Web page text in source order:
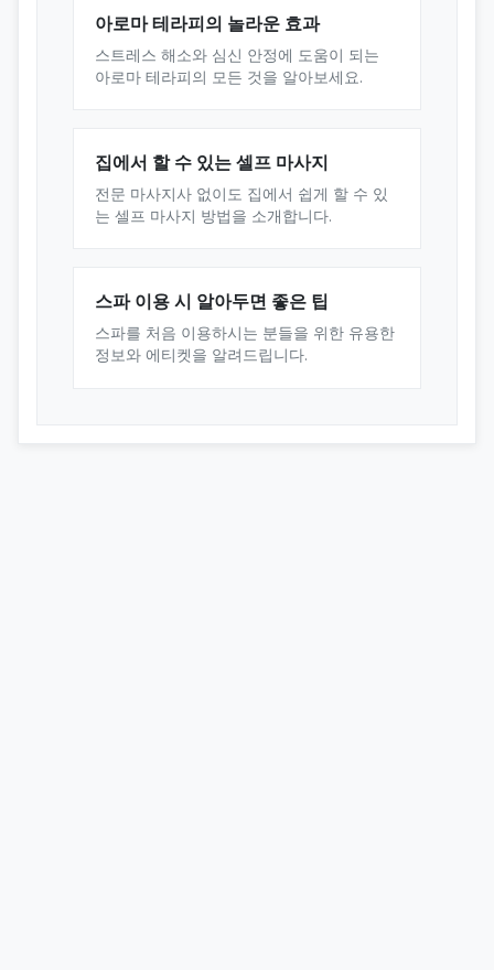
아로마 테라피의 놀라운 효과
스트레스 해소와 심신 안정에 도움이 되는
아로마 테라피의 모든 것을 알아보세요.
집에서 할 수 있는 셀프 마사지
전문 마사지사 없이도 집에서 쉽게 할 수 있
는 셀프 마사지 방법을 소개합니다.
스파 이용 시 알아두면 좋은 팁
스파를 처음 이용하시는 분들을 위한 유용한
정보와 에티켓을 알려드립니다.